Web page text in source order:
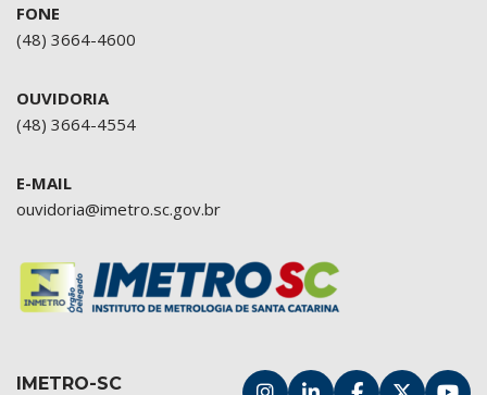
FONE
(48) 3664-4600
OUVIDORIA
(48) 3664-4554
E-MAIL
ouvidoria@imetro.sc.gov.br
IMETRO-SC